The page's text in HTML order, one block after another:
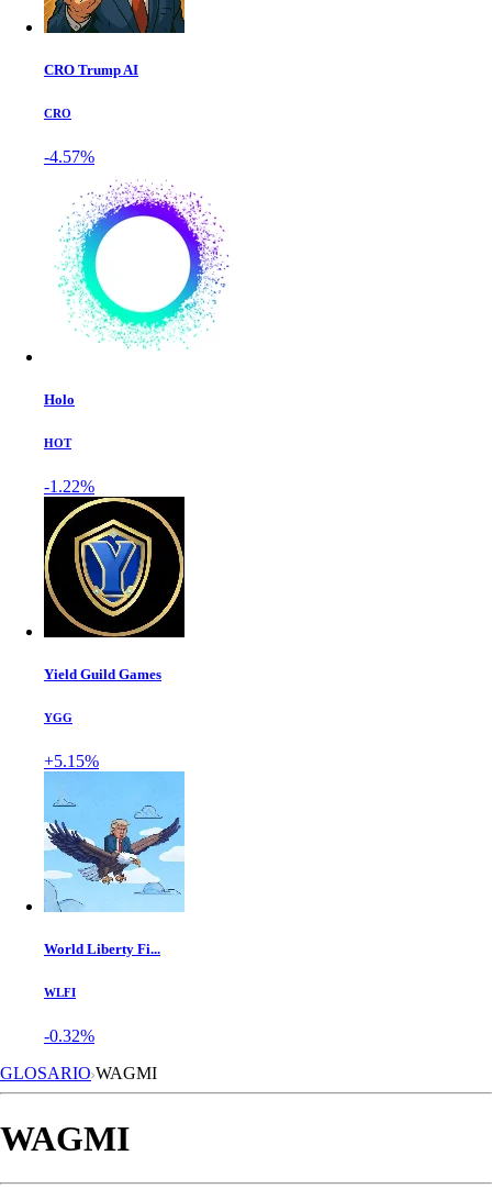
CRO Trump AI
CRO
-4.57%
Holo
HOT
-1.22%
Yield Guild Games
YGG
+5.15%
World Liberty Fi...
WLFI
-0.32%
GLOSARIO WAGMI
WAGMI